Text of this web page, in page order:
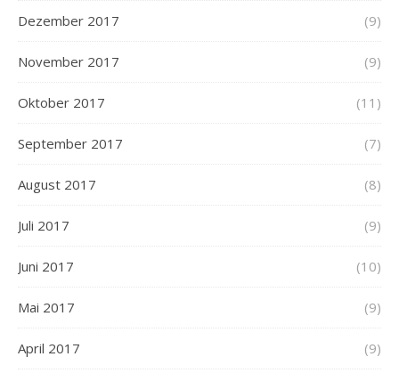
Dezember 2017 (9)
November 2017 (9)
Oktober 2017 (11)
September 2017 (7)
August 2017 (8)
Juli 2017 (9)
Juni 2017 (10)
Mai 2017 (9)
April 2017 (9)